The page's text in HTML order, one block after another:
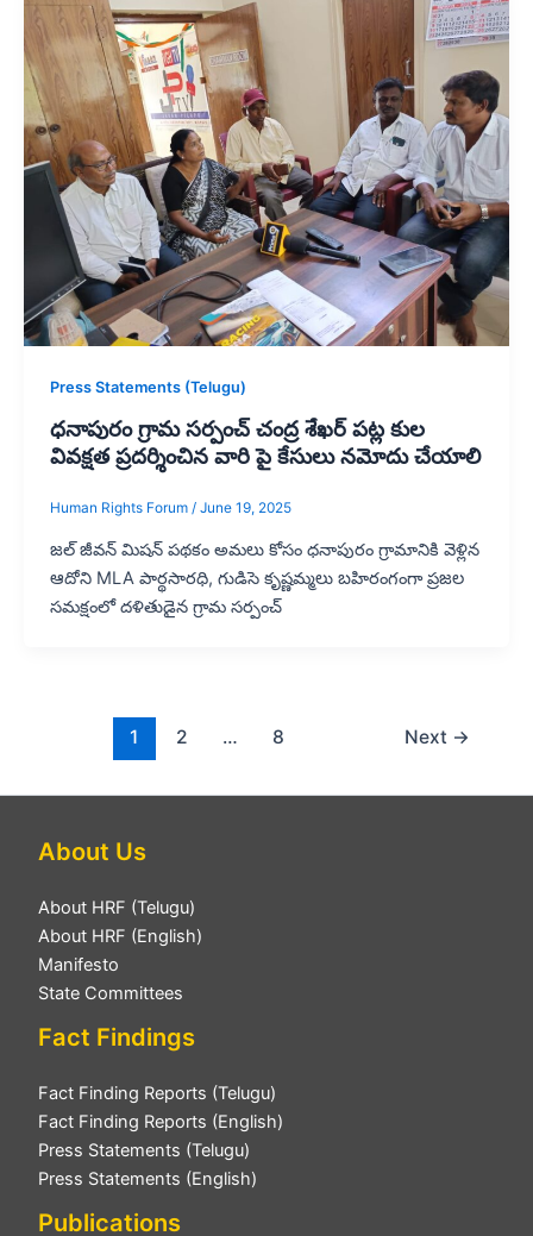
Press Statements (Telugu)
ధనాపురం గ్రామ సర్పంచ్ చంద్ర శేఖర్ పట్ల కుల
వివక్షత ప్రదర్శించిన వారి పై కేసులు నమోదు చేయాలి
Human Rights Forum / June 19, 2025
జల్ జీవన్ మిషన్ పథకం అమలు కోసం ధనాపురం గ్రామానికి వెళ్లిన
ఆదోని MLA పార్థసారధి, గుడిసె కృష్ణమ్మలు బహిరంగంగా ప్రజల
సమక్షంలో దళితుడైన గ్రామ సర్పంచ్
1 2 … 8 Next →
About Us
About HRF (Telugu)
About HRF (English)
Manifesto
State Committees
Fact Findings
Fact Finding Reports (Telugu)
Fact Finding Reports (English)
Press Statements (Telugu)
Press Statements (English)
Publications